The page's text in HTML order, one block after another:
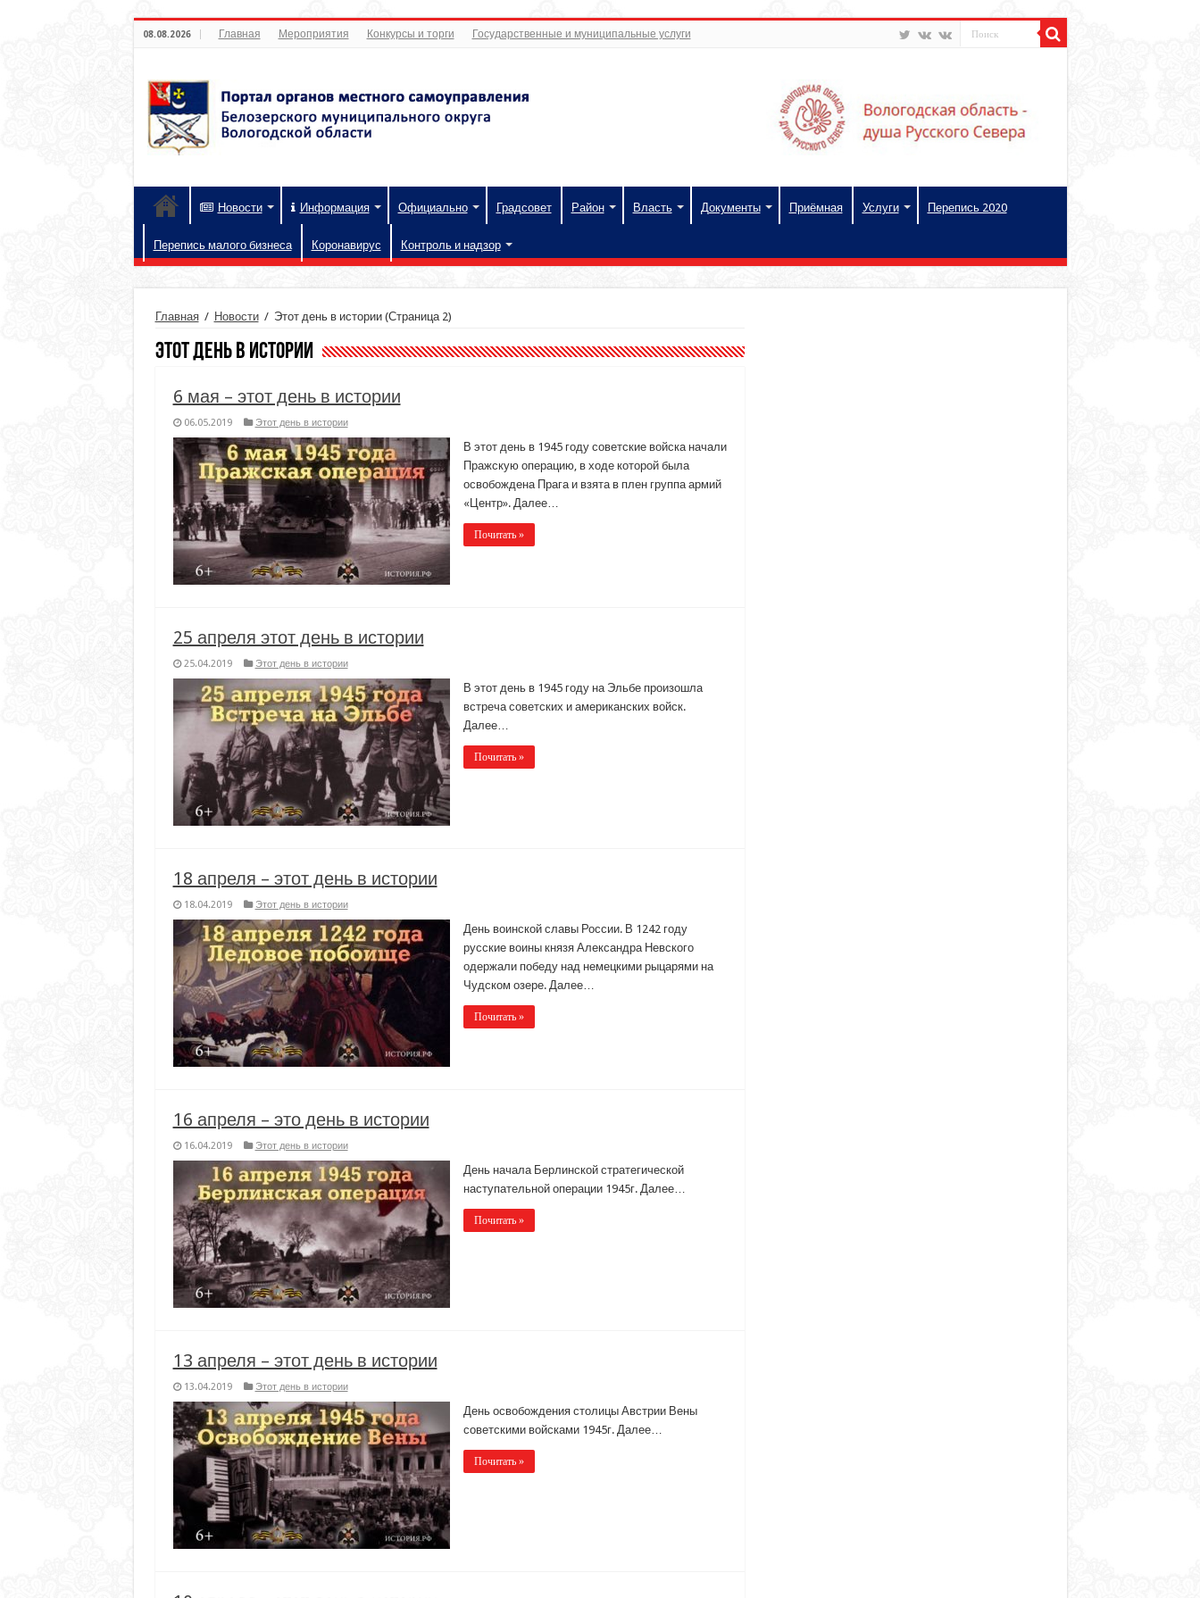
08.08.2026 Главная Мероприятия Конкурсы и торги Государственные и муниципальные услуги
Новости Информация Официально Градсовет Район Власть Документы Приёмная Услуги Перепись 2020
Перепись малого бизнеса Коронавирус Контроль и надзор
Главная / Новости / Этот день в истории(Страница 2)
Этот день в истории
6 мая – этот день в истории
06.05.2019 Этот день в истории
В этот день в 1945 году советские войска начали
Пражскую операцию, в ходе которой была
освобождена Прага и взята в плен группа армий
«Центр». Далее…
Почитать »
25 апреля этот день в истории
25.04.2019 Этот день в истории
В этот день в 1945 году на Эльбе произошла
встреча советских и американских войск.
Далее…
Почитать »
18 апреля – этот день в истории
18.04.2019 Этот день в истории
День воинской славы России. В 1242 году
русские воины князя Александра Невского
одержали победу над немецкими рыцарями на
Чудском озере. Далее…
Почитать »
16 апреля – это день в истории
16.04.2019 Этот день в истории
День начала Берлинской стратегической
наступательной операции 1945г. Далее…
Почитать »
13 апреля – этот день в истории
13.04.2019 Этот день в истории
День освобождения столицы Австрии Вены
советскими войсками 1945г. Далее…
Почитать »